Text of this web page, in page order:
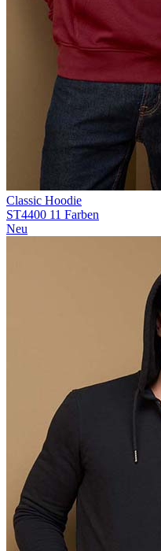
Classic Hoodie
ST4400 11 Farben
Neu